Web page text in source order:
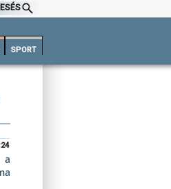
SPORT